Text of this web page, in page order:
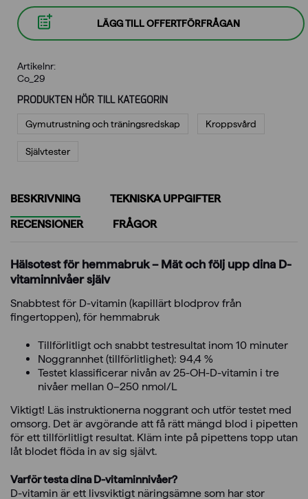
LÄGG TILL OFFERTFÖRFRÅGAN
Artikelnr:
Co_29
PRODUKTEN HÖR TILL KATEGORIN
Gymutrustning och träningsredskap Kroppsvård
Självtester
BESKRIVNING
TEKNISKA UPPGIFTER
RECENSIONER
FRÅGOR
Hälsotest för hemmabruk – Mät och följ upp dina D-
vitaminnivåer själv
Snabbtest för D-vitamin (kapillärt blodprov från
fingertoppen), för hemmabruk
Tillförlitligt och snabbt testresultat inom 10 minuter
Noggrannhet (tillförlitlighet): 94,4 %
Testet klassificerar nivån av 25-OH-D-vitamin i tre
nivåer mellan 0–250 nmol/L
Viktigt! Läs instruktionerna noggrant och utför testet med
omsorg. Det är avgörande att få rätt mängd blod i pipetten
för ett tillförlitligt resultat. Kläm inte på pipettens topp utan
låt blodet flöda in av sig självt.
Varför testa dina D-vitaminnivåer?
D-vitamin är ett livsviktigt näringsämne som har stor